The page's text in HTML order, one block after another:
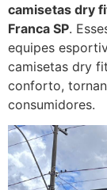
camisetas dry
Franca SP.
equipes
camisetas dry
conforto,
consumidores.